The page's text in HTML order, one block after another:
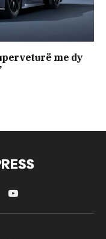
me dy
YouTube